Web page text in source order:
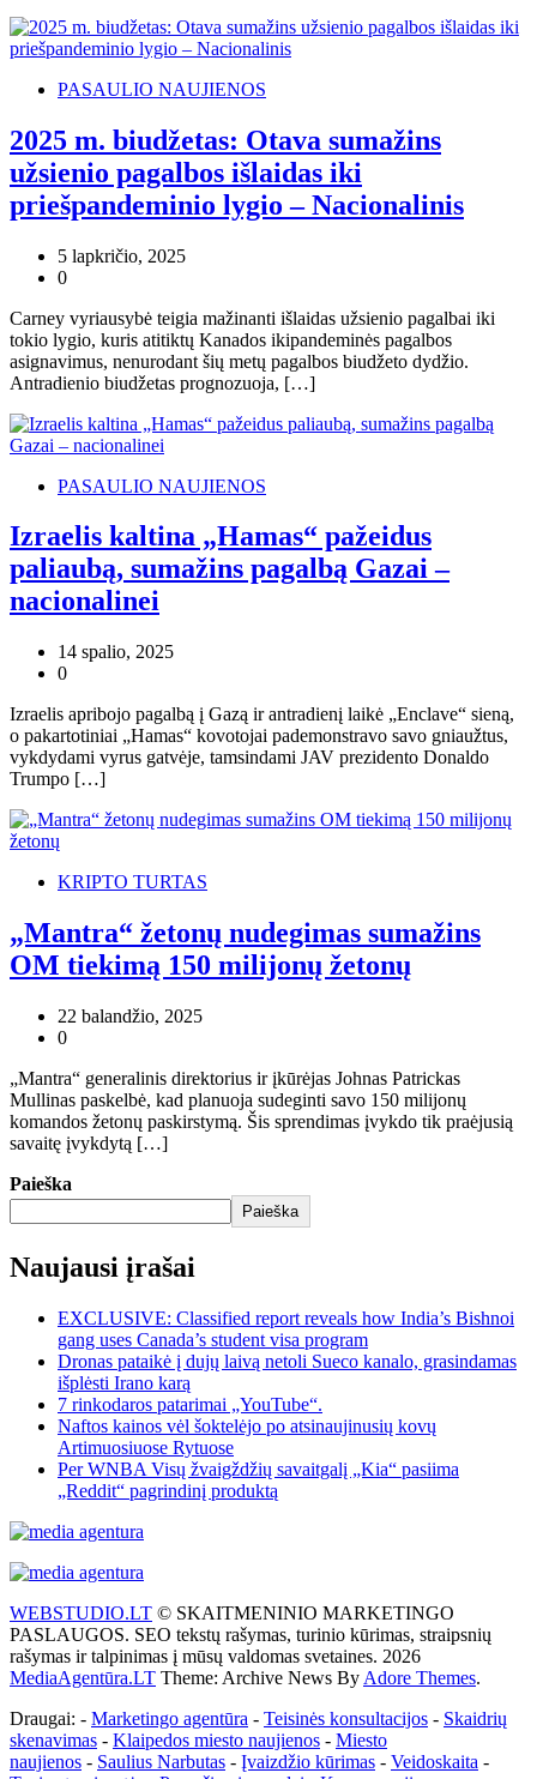
PASAULIO NAUJIENOS
2025 m. biudžetas: Otava sumažins
užsienio pagalbos išlaidas iki
priešpandeminio lygio – Nacionalinis
5 lapkričio, 2025
0
Carney vyriausybė teigia mažinanti išlaidas užsienio pagalbai iki
tokio lygio, kuris atitiktų Kanados ikipandeminės pagalbos
asignavimus, nenurodant šių metų pagalbos biudžeto dydžio.
Antradienio biudžetas prognozuoja, […]
PASAULIO NAUJIENOS
Izraelis kaltina „Hamas“ pažeidus
paliaubą, sumažins pagalbą Gazai –
nacionalinei
14 spalio, 2025
0
Izraelis apribojo pagalbą į Gazą ir antradienį laikė „Enclave“ sieną,
o pakartotiniai „Hamas“ kovotojai pademonstravo savo gniaužtus,
vykdydami vyrus gatvėje, tamsindami JAV prezidento Donaldo
Trumpo […]
KRIPTO TURTAS
„Mantra“ žetonų nudegimas sumažins
OM tiekimą 150 milijonų žetonų
22 balandžio, 2025
0
„Mantra“ generalinis direktorius ir įkūrėjas Johnas Patrickas
Mullinas paskelbė, kad planuoja sudeginti savo 150 milijonų
komandos žetonų paskirstymą. Šis sprendimas įvykdo tik praėjusią
savaitę įvykdytą […]
Paieška
Paieška
Naujausi įrašai
EXCLUSIVE: Classified report reveals how India’s Bishnoi
gang uses Canada’s student visa program
Dronas pataikė į dujų laivą netoli Sueco kanalo, grasindamas
išplėsti Irano karą
7 rinkodaros patarimai „YouTube“.
Naftos kainos vėl šoktelėjo po atsinaujinusių kovų
Artimuosiuose Rytuose
Per WNBA Visų žvaigždžių savaitgalį „Kia“ pasiima
„Reddit“ pagrindinį produktą
WEBSTUDIO.LT © SKAITMENINIO MARKETINGO
PASLAUGOS. SEO tekstų rašymas, turinio kūrimas, straipsnių
rašymas ir talpinimas į mūsų valdomas svetaines. 2026
MediaAgentūra.LT Theme: Archive News By Adore Themes.
Draugai: - Marketingo agentūra - Teisinės konsultacijos - Skaidrių
skenavimas - Klaipedos miesto naujienos - Miesto
naujienos - Saulius Narbutas - Įvaizdžio kūrimas - Veidoskaita -